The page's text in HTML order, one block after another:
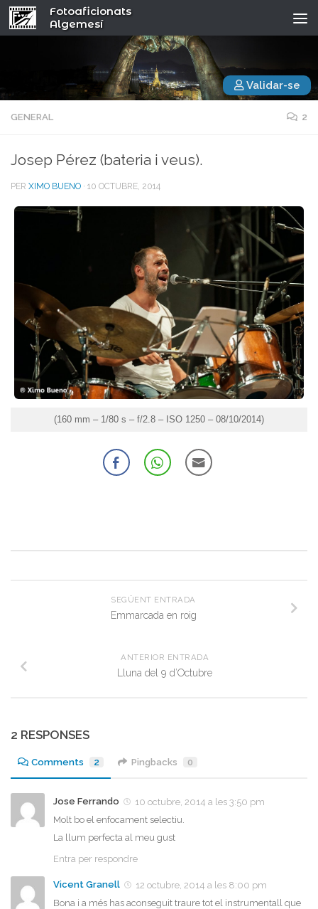
Fotoaficionats
Algemesí
Validar-se
GENERAL 2
Josep Pérez (bateria i veus).
PER XIMO BUENO · 10 OCTUBRE, 2014
(160 mm – 1/80 s – f/2.8 – ISO 1250 – 08/10/2014)
SEGÜENT ENTRADA
Emmarcada en roig
ANTERIOR ENTRADA
Lluna del 9 d’Octubre
2 RESPONSES
Comments 2 Pingbacks 0
Jose Ferrando
10 octubre, 2014 a les 3:50 pm
Molt bo el enfocament selectiu.
La llum perfecta al meu gust
Entra per respondre
Vicent Granell
12 octubre, 2014 a les 8:00 pm
Bona i a més has aconseguit traure tot el instrumentall que